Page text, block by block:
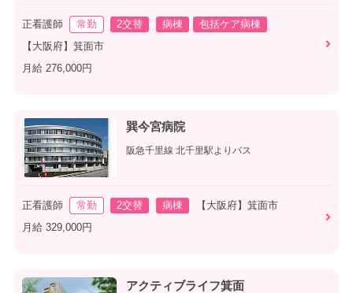
正看護師 常勤 2交替 病棟
包括ケア病棟
【大阪府】箕面市
月給 276,000円
巽今宮病院
阪急千里線 北千里駅よりバス
正看護師 常勤 2交替 病棟
【大阪府】箕面市
月給 329,000円
アクティブライフ箕面